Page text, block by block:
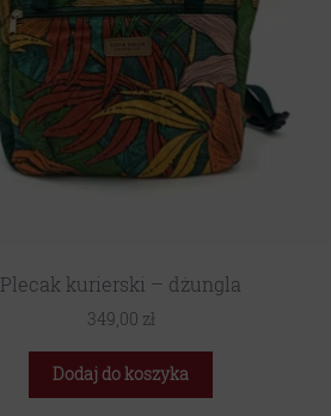
Plecak kurierski – dżungla
349,00 zł
Dodaj do koszyka